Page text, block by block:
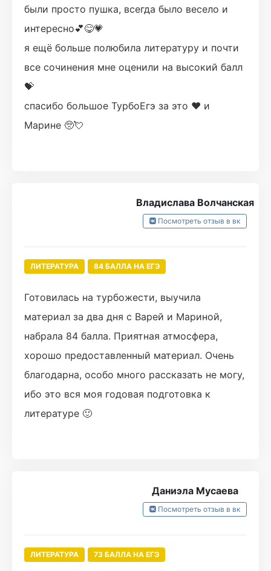
были просто пушка, всегда было весело и
интересно💕😋💗
я ещё больше полюбила литературу и почти
все сочинения мне оценили на высокий балл
💝
спасибо большое ТурбоЕгэ за это ❤️ и
Марине 🥺💘
Владислава Волчанская
Посмотреть отзыв в вк
ЛИТЕРАТУРА 84 БАЛЛА НА ЕГЭ
Готовилась на турбожести, выучила
материал за два дня с Варей и Мариной,
набрала 84 балла. Приятная атмосфера,
хорошо предоставленный материал. Очень
благодарна, особо много рассказать не могу,
ибо это вся моя годовая подготовка к
литературе 🙂
Даниэла Мусаева
Посмотреть отзыв в вк
ЛИТЕРАТУРА 73 БАЛЛА НА ЕГЭ